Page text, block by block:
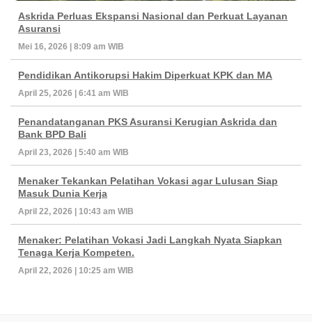
Askrida Perluas Ekspansi Nasional dan Perkuat Layanan
Asuransi
Mei 16, 2026 | 8:09 am WIB
Pendidikan Antikorupsi Hakim Diperkuat KPK dan MA
April 25, 2026 | 6:41 am WIB
Penandatanganan PKS Asuransi Kerugian Askrida dan
Bank BPD Bali
April 23, 2026 | 5:40 am WIB
Menaker Tekankan Pelatihan Vokasi agar Lulusan Siap
Masuk Dunia Kerja
April 22, 2026 | 10:43 am WIB
Menaker: Pelatihan Vokasi Jadi Langkah Nyata Siapkan
Tenaga Kerja Kompeten.
April 22, 2026 | 10:25 am WIB